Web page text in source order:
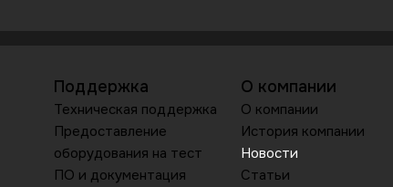
Поддержка
Техническая поддержка
Предоставление
оборудования на тест
ПО и документация
О компании
О компании
История компании
Новости
Статьи